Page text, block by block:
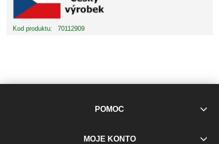
Kod produktu: 70112909
POMOC
MOJE KONTO